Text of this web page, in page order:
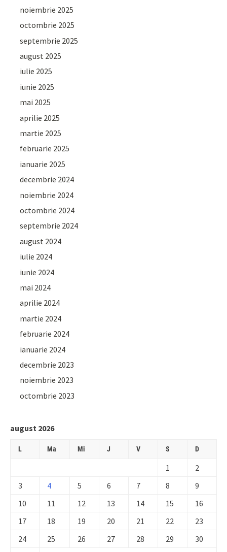
noiembrie 2025
octombrie 2025
septembrie 2025
august 2025
iulie 2025
iunie 2025
mai 2025
aprilie 2025
martie 2025
februarie 2025
ianuarie 2025
decembrie 2024
noiembrie 2024
octombrie 2024
septembrie 2024
august 2024
iulie 2024
iunie 2024
mai 2024
aprilie 2024
martie 2024
februarie 2024
ianuarie 2024
decembrie 2023
noiembrie 2023
octombrie 2023
august 2026
L Ma Mi J V S D
1
2
3
4 5 6 7 8
9
10
11 12 13 14 15
16
17
18 19 20 21 22
23
24
25 26 27 28 29
30